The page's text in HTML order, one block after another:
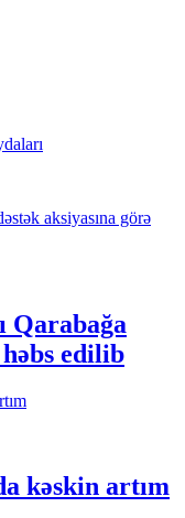
Qarabağa
həbs edilib
kəskin artım